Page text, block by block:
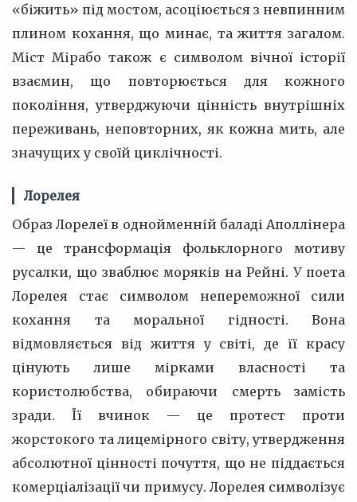
«біжить» під мостом, асоціюється з невпинним
плином кохання, що минає, та життя загалом.
Міст Мірабо також є символом вічної історії
взаємин, що повторюється для кожного
покоління, утверджуючи цінність внутрішніх
переживань, неповторних, як кожна мить, але
значущих у своїй циклічності.
Лорелея
Образ Лорелеї в однойменній баладі Аполлінера
— це трансформація фольклорного мотиву
русалки, що зваблює моряків на Рейні. У поета
Лорелея стає символом непереможної сили
кохання та моральної гідності. Вона
відмовляється від життя у світі, де її красу
цінують лише мірками власності та
користолюбства, обираючи смерть замість
зради. Її вчинок — це протест проти
жорстокого та лицемірного світу, утвердження
абсолютної цінності почуття, що не піддається
комерціалізації чи примусу. Лорелея символізує